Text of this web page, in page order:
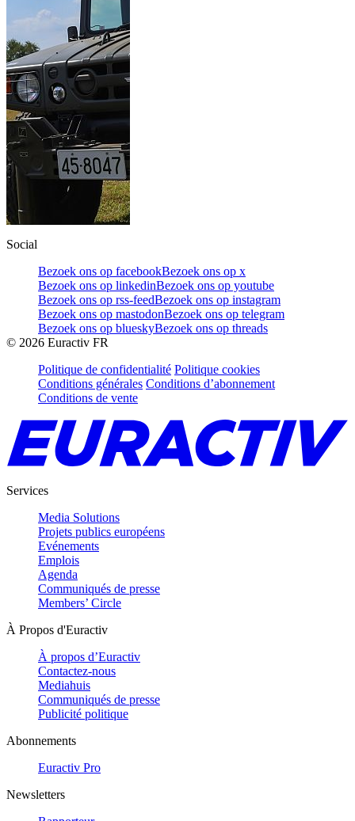
Social
Bezoek ons op facebookBezoek ons op x
Bezoek ons op linkedinBezoek ons op youtube
Bezoek ons op rss-feedBezoek ons op instagram
Bezoek ons op mastodonBezoek ons op telegram
Bezoek ons op blueskyBezoek ons op threads
© 2026 Euractiv FR
Politique de confidentialité Politique cookies
Conditions générales Conditions d’abonnement
Conditions de vente
Services
Media Solutions
Projets publics européens
Evénements
Emplois
Agenda
Communiqués de presse
Members’ Circle
À Propos d'Euractiv
À propos d’Euractiv
Contactez-nous
Mediahuis
Communiqués de presse
Publicité politique
Abonnements
Euractiv Pro
Newsletters